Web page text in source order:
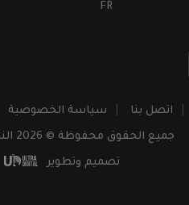
FR
اتصل بنا سياسة الخصوصية
جميع الحقوق محفوظة © 2026 النهار أونلاين
تصميم وتطوير